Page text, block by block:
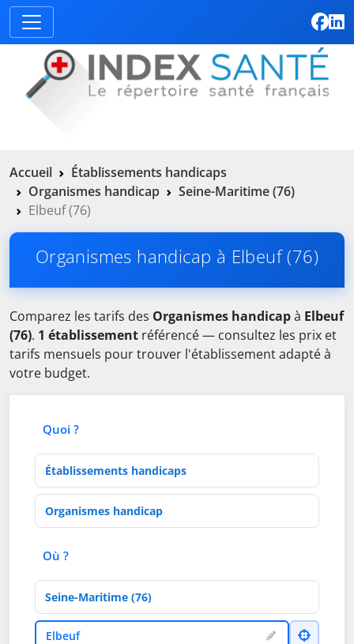
Accueil
Établissements handicaps
Organismes handicap
Seine-Maritime (76)
Elbeuf (76)
Organismes handicap à Elbeuf (76)
Comparez les tarifs des Organismes handicapà Elbeuf
(76). 1 établissement référencé — consultez les prix et
tarifs mensuels pour trouver l'établissement adapté à
votre budget.
Quoi ?
Type d'établissement
Activités de soins
Où ?
Département
VilleElbeuf